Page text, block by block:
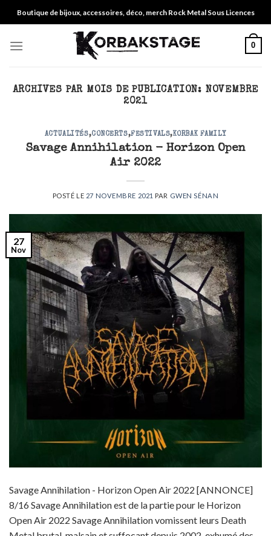
to
Boutique de bijoux, accessoires, déco, merch Rock Metal Sous Licences
0
ARCHIVES PAR MOIS DE PUBLICATION: NOVEMBRE
2021
ACTUALITÉS,CONCERTS,FESTIVALS,KORBAK FAMILY
Savage Annihilation - Horizon Open
Air 2022
POSTÉ LE 27 NOVEMBRE 2021 PAR GWEN SÉNAN
27
Nov
Savage Annihilation - Horizon Open Air 2022 [ANNONCE]
8/16 Savage Annihilation est de la partie pour le Horizon
Open Air 2022 Savage Annihilation vomissent leurs Death